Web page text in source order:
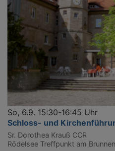
So, 6.9. 15:30-16:45 Uhr
Schloss- und
Sr. Dorothea Krauß CCR
Rödelsee Treffpunkt am